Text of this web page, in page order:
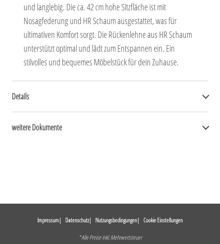
und langlebig. Die ca. 42 cm hohe Sitzfläche ist mit
Nosagfederung und HR Schaum ausgestattet, was für
ultimativen Komfort sorgt. Die Rückenlehne aus HR Schaum
unterstützt optimal und lädt zum Entspannen ein. Ein
stilvolles und bequemes Möbelstück für dein Zuhause.
Details
weitere Dokumente
Impressum Datenschutz Nutzungsbedingungen Cookie Einstellungen
* Alle Preise inkl. Mehrwertsteuer